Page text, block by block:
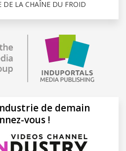
DE LA CHAÎNE DU FROID
de demain
vous !